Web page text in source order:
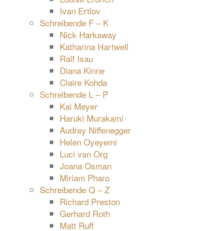
Ivan Ertlov
Schreibende F – K
Nick Harkaway
Katharina Hartwell
Ralf Isau
Diana Kinne
Claire Kohda
Schreibende L – P
Kai Meyer
Haruki Murakami
Audrey Niffenegger
Helen Oyeyemi
Luci van Org
Joana Osman
Miriam Pharo
Schreibende Q – Z
Richard Preston
Gerhard Roth
Matt Ruff